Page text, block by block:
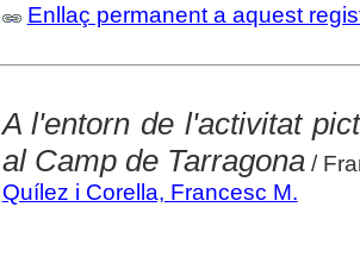
Enllaç permanent a aquest
A l'entorn de l'activitat
al Camp de Tarragona/
Quílez i Corella, Francesc M.